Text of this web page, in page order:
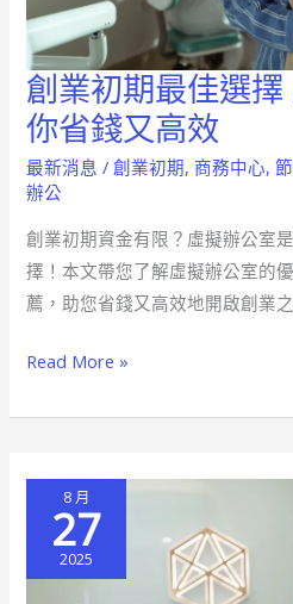
創業初期最佳選
你省錢又高效
最新消息 /創業初期, 商務中心,
辦公
創業初期資金有限？虛擬辦公室
擇！本文帶您了解虛擬辦公室的
薦，助您省錢又高效地開啟創業
創
業
初
期
佳
選
擇
擬
Read More »
8 月
27
2025